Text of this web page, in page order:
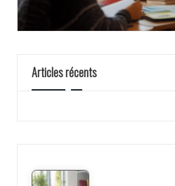
Articles récents